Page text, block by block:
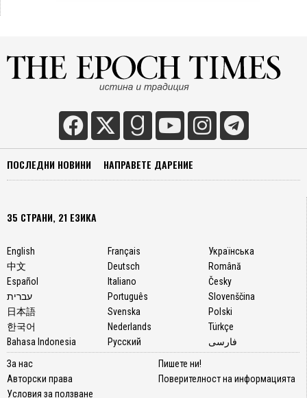
ПОСЛЕДНИ НОВИНИ НАПРАВЕТЕ ДАРЕНИЕ
35 СТРАНИ, 21 ЕЗИКА
English
中文
Español
עברית
日本語
한국어
Bahasa Indonesia
Français
Deutsch
Italiano
Português
Svenska
Nederlands
Русский
Українська
Română
Česky
Slovenščina
Polski
Türkçe
فارسی
За нас
Авторски права
Условия за ползване
Пишете ни!
Поверителност на информацията